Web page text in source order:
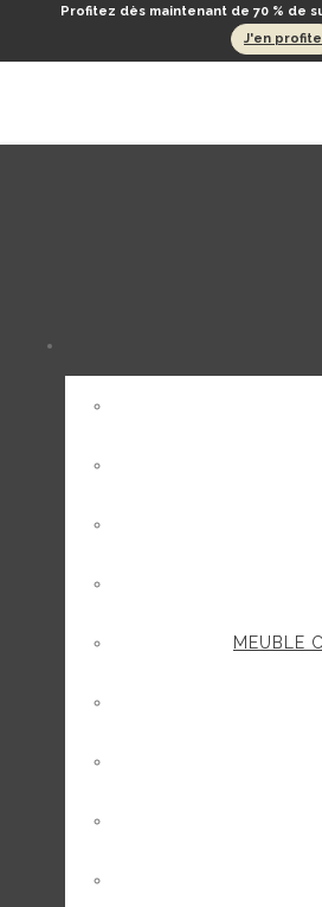
Profitez dès maintenant de 70 % de
J'en profite
MEUBLE